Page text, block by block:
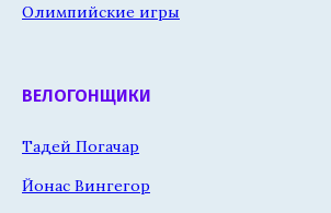
Олимпийские игры
ВЕЛОГОНЩИКИ
Тадей Погачар
Йонас Вингегор